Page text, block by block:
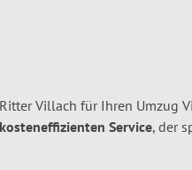
Villach für Ihren Umzug
Service, der